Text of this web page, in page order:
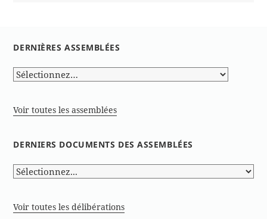
DERNIÈRES ASSEMBLÉES
Voir toutes les assemblées
DERNIERS DOCUMENTS DES ASSEMBLÉES
Voir toutes les délibérations